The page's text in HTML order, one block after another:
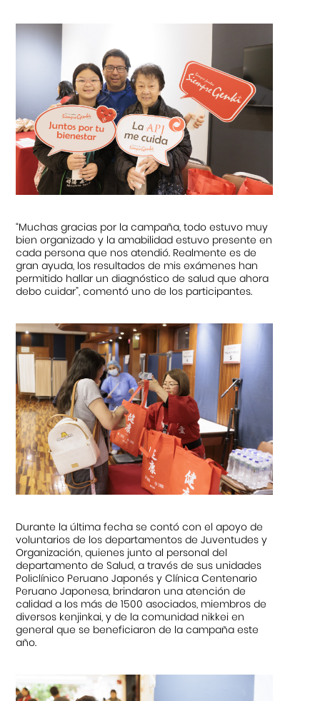
“Muchas gracias por la campaña, todo estuvo muy
bien organizado y la amabilidad estuvo presente en
cada persona que nos atendió. Realmente es de
gran ayuda, los resultados de mis exámenes han
permitido hallar un diagnóstico de salud que ahora
debo cuidar”, comentó uno de los participantes.
Durante la última fecha se contó con el apoyo de
voluntarios de los departamentos de Juventudes y
Organización, quienes junto al personal del
departamento de Salud, a través de sus unidades
Policlínico Peruano Japonés y Clínica Centenario
Peruano Japonesa, brindaron una atención de
calidad a los más de 1500 asociados, miembros de
diversos kenjinkai, y de la comunidad nikkei en
general que se beneficiaron de la campaña este
año.